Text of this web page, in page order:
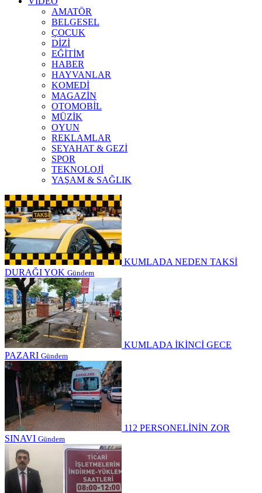
AMATÖR
BELGESEL
ÇOCUK
DİZİ
EĞİTİM
HABER
HAYVANLAR
KOMEDİ
MAGAZİN
OTOMOBİL
MÜZİK
OYUN
REKLAMLAR
SEYAHAT & GEZİ
SPOR
TEKNOLOJİ
YAŞAM & SAĞLIK
KUMLADA NEDEN TAKSİ
DURAĞI YOK Gündem
KUMLADA İKİNCİ GECE
PAZARI Gündem
112 PERSONELİNİN ZOR
SINAVI Gündem